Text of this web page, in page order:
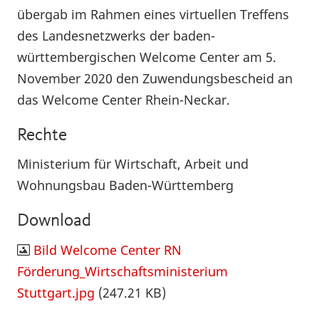
übergab im Rahmen eines virtuellen Treffens
des Landesnetzwerks der baden-
württembergischen Welcome Center am 5.
November 2020 den Zuwendungsbescheid an
das Welcome Center Rhein-Neckar.
Rechte
Ministerium für Wirtschaft, Arbeit und
Wohnungsbau Baden-Württemberg
Download
Bild Welcome Center RN
Förderung_Wirtschaftsministerium
Stuttgart.jpg (247.21 KB)